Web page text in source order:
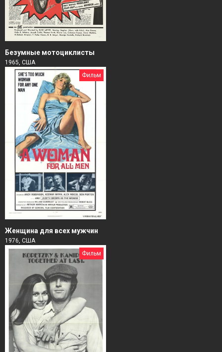
Безумные мотоциклисты
1965, США
Фильм
Женщина для всех мужчин
1976, США
Фильм